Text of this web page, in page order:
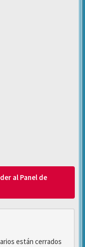
al Panel de
están cerrados